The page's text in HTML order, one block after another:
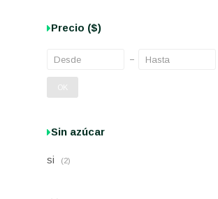
Precio ($)
OK
Sin azúcar
si (2)